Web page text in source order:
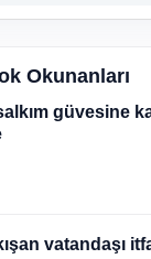
Okunanları
güvesine
vatandaşı